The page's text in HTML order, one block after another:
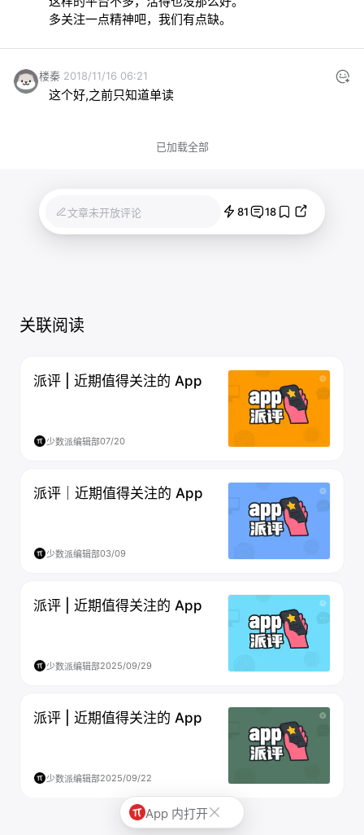
多关注一点精神吧，我们有点缺。
楼秦 2018/11/16 06:21
这个好,之前只知道单读
已加载全部
文章未开放评论 81 18
关联阅读
派评 | 近期值得关注的 App
少数派编辑部07/20
派评｜近期值得关注的 App
少数派编辑部03/09
派评 | 近期值得关注的 App
少数派编辑部2025/09/29
派评 | 近期值得关注的 App
少数派编辑部2025/09/22
App 内打开